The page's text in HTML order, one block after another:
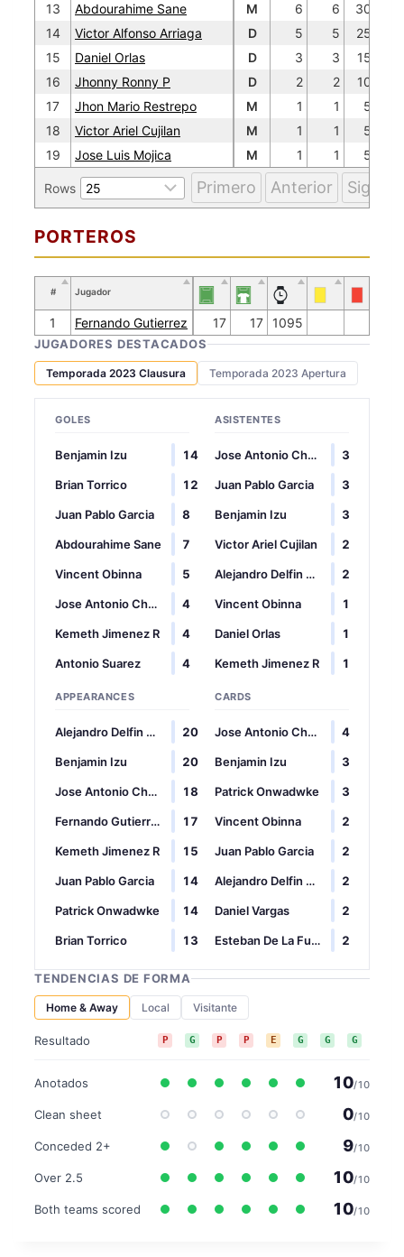
13
Abdourahime Sane M 6 6
300
14
Victor Alfonso Arriaga D 5 5
250
15
Daniel Orlas D 3 3
150
16
Jhonny Ronny P D 2 2
100
17
Jhon Mario Restrepo M 1 1
50
18
Victor Ariel Cujilan M 1 1
50
19
Jose Luis Mojica M 1 1 50
Rows Primero Anterior
PORTEROS
# Jugador
1 Fernando Gutierrez 17 17 1095
JUGADORES DESTACADOS
Temporada 2023 Clausura Temporada 2023 Apertura
GOLES
Benjamin Izu 14
Brian Torrico 12
Juan Pablo Garcia 8
Abdourahime Sane 7
Vincent Obinna 5
Jose Antonio Choqueta 4
Kemeth Jimenez R 4
Antonio Suarez 4
ASISTENTES
Jose Antonio Choqueta 3
Juan Pablo Garcia 3
Benjamin Izu 3
Victor Ariel Cujilan 2
Alejandro Delfin Choqueta 2
Vincent Obinna 1
Daniel Orlas 1
Kemeth Jimenez R 1
APPEARANCES
Alejandro Delfin Choqueta 20
Benjamin Izu 20
Jose Antonio Choqueta 18
Fernando Gutierrez 17
Kemeth Jimenez R 15
Juan Pablo Garcia 14
Patrick Onwadwke 14
Brian Torrico 13
CARDS
Jose Antonio Choqueta 4
Benjamin Izu 3
Patrick Onwadwke 3
Vincent Obinna 2
Juan Pablo Garcia 2
Alejandro Delfin Choqueta 2
Daniel Vargas 2
Esteban De La Fuente 2
TENDENCIAS DE FORMA
Home & Away Local Visitante
Resultado P G P P E G G G
Anotados 10/10
Clean sheet 0/10
Conceded 2+ 9/10
Over 2.5 10/10
Both teams scored 10/10